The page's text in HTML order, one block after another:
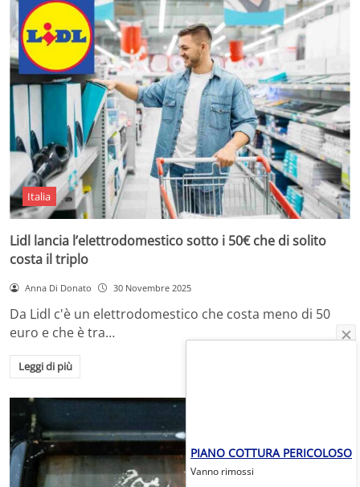
Italia
Lidl lancia l’elettrodomestico sotto i 50€ che di solito
costa il triplo
Anna Di Donato 30 Novembre 2025
Da Lidl c'è un elettrodomestico che costa meno di 50
euro e che è tra…
Leggi di più
PIANO COTTURA PERICOLOSO
Vanno rimossi